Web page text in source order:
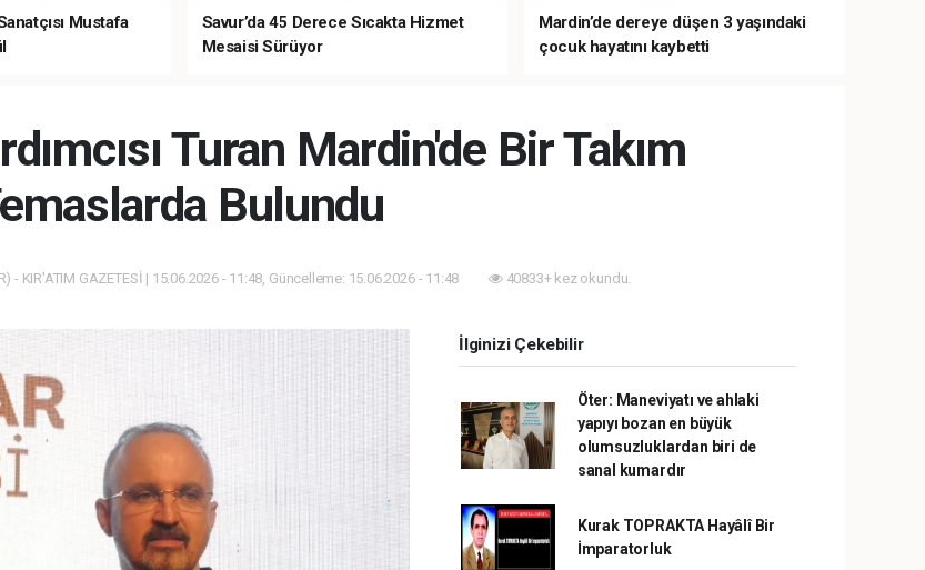
Mustafa
Savur’da 45 Derece Sıcakta Hizmet
Mesaisi Sürüyor
Mardin’de dereye düşen 3 yaşındaki
çocuk hayatını kaybetti
Turan Mardin'de Bir Takım
Bulundu
- KIR'ATIM GAZETESİ | 15.06.2026 - 11:48, Güncelleme: 15.06.2026 - 11:48 40833+ kez okundu.
İlginizi Çekebilir
Öter: Maneviyatı ve ahlaki
yapıyı bozan en büyük
olumsuzluklardan biri de
sanal kumardır
Kurak TOPRAKTA Hayâlî Bir
İmparatorluk